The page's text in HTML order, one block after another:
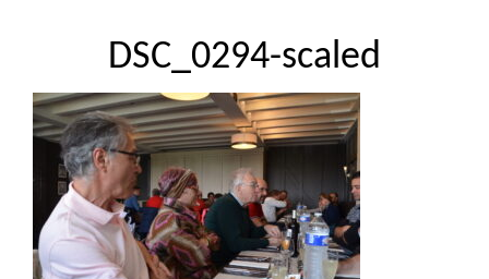
DSC_0294-scaled